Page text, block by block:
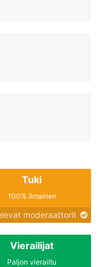
Tuki
100% ilmainen
moderaattorit
Vierailijat
Paljon vierailtu